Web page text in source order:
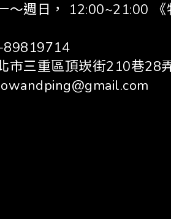
～週日， 12:00~21:00
89819714
市三重區頂崁街210巷28